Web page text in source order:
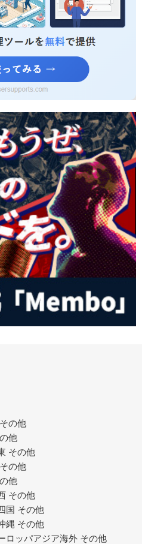
の他
他
その他
の他
他
その他
国 その他
縄 その他
ロッパアジア海外 その他